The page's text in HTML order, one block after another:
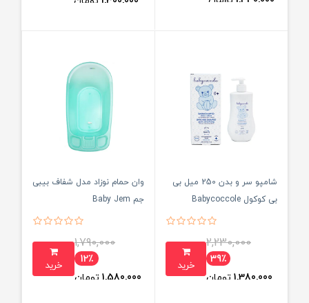
شامپو سر و بدن 250 میل بی
بی کوکول Babycoccole
2,230,000
39٪
1,380,000 تومان
خرید
وان حمام نوزاد مدل شفاف بیبی
جم Baby Jem
1,790,000
12٪
1,580,000تومان
خرید